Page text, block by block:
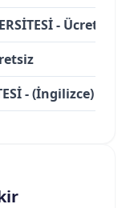
- Ücretsiz
- (İngilizce)